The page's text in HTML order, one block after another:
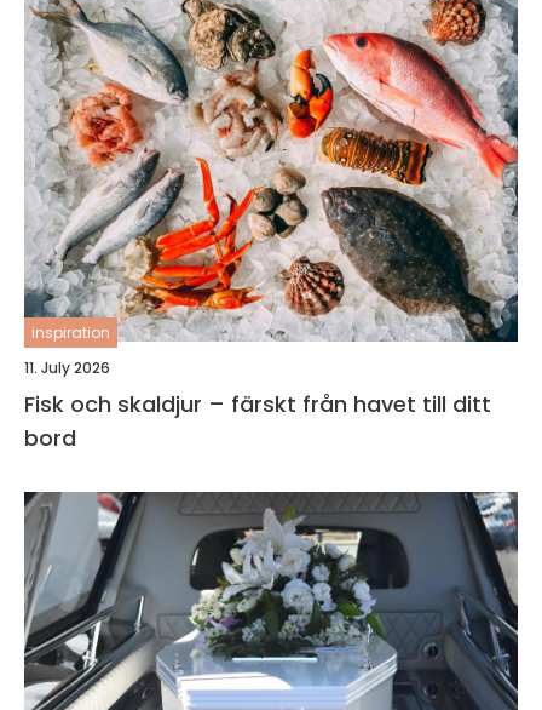
inspiration
11. July 2026
Fisk och skaldjur – färskt från havet till ditt
bord